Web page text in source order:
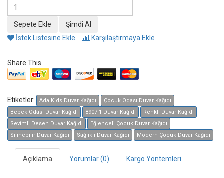
İstek Listesine Ekle Karşılaştırmaya Ekle
Share This
Etiketler: Ada Kids Duvar Kağıdı
Çocuk Odası Duvar Kağıdı
Bebek Odası Duvar Kağıdı
8907-1 Duvar Kağıdı
Renkli Duvar Kağıdı
Sevimli Desen Duvar Kağıdı
Eğlenceli Çocuk Duvar Kağıdı
Silinebilir Duvar Kağıdı
Sağlıklı Duvar Kağıdı Modern Çocuk Duvar Kağıdı
Açıklama Yorumlar (0) Kargo Yöntemleri